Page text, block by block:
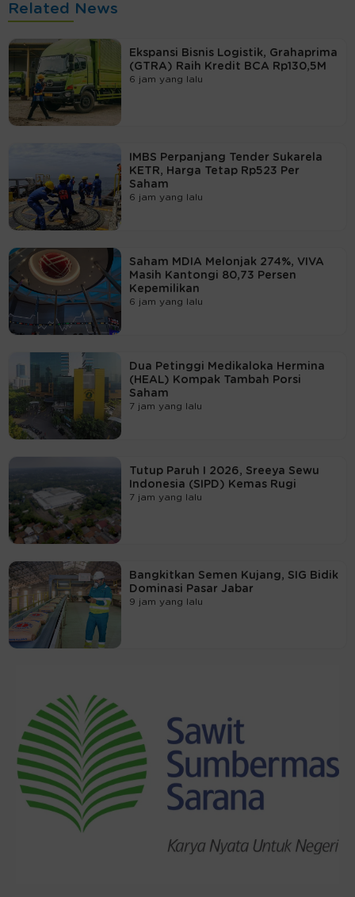
Related News
Ekspansi Bisnis Logistik, Grahaprima
(GTRA) Raih Kredit BCA Rp130,5M
6 jam yang lalu
IMBS Perpanjang Tender Sukarela
KETR, Harga Tetap Rp523 Per
Saham
6 jam yang lalu
Saham MDIA Melonjak 274%, VIVA
Masih Kantongi 80,73 Persen
Kepemilikan
6 jam yang lalu
Dua Petinggi Medikaloka Hermina
(HEAL) Kompak Tambah Porsi
Saham
7 jam yang lalu
Tutup Paruh I 2026, Sreeya Sewu
Indonesia (SIPD) Kemas Rugi
7 jam yang lalu
Bangkitkan Semen Kujang, SIG Bidik
Dominasi Pasar Jabar
9 jam yang lalu